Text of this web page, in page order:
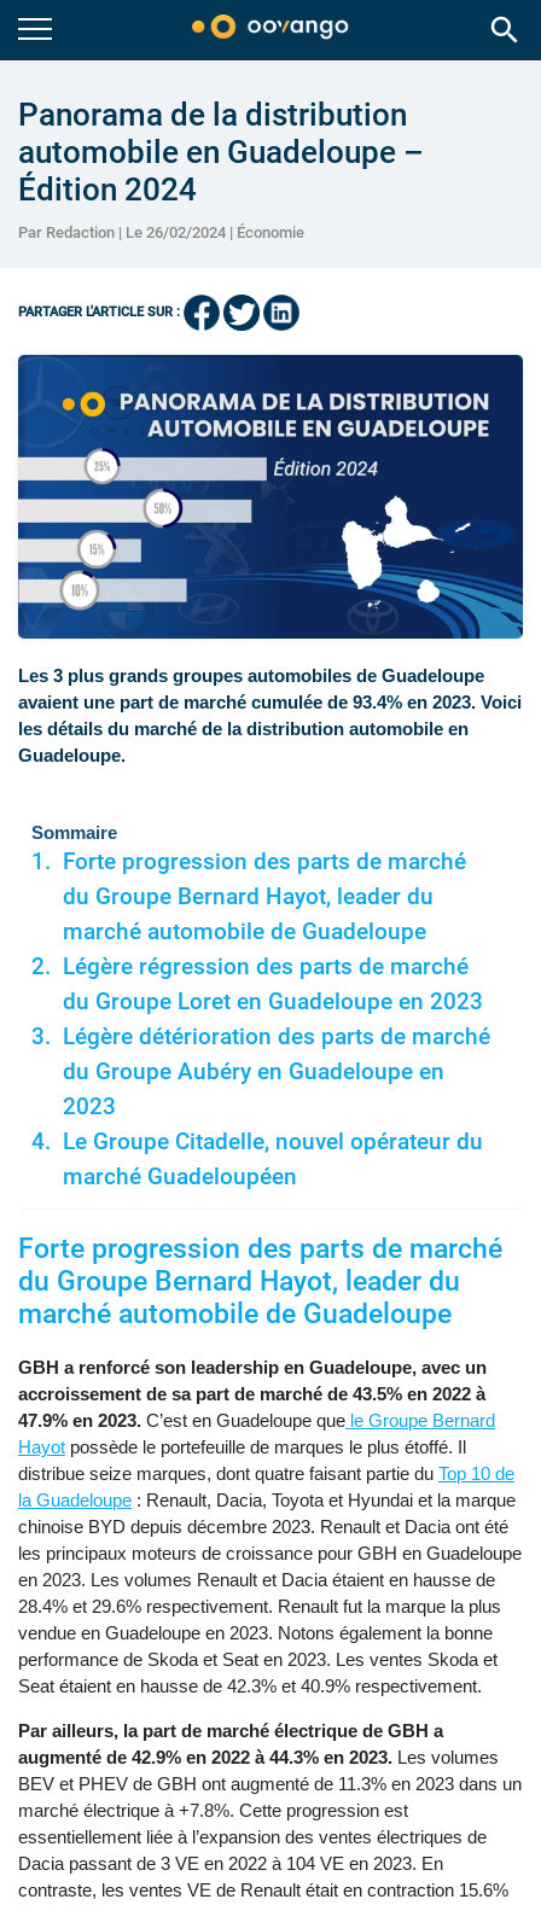
search
Panorama de la distribution
automobile en Guadeloupe –
Édition 2024
Par Redaction | Le 26/02/2024 | Économie
PARTAGER L'ARTICLE SUR :
Les 3 plus grands groupes automobiles de Guadeloupe
avaient une part de marché cumulée de 93.4% en 2023. Voici
les détails du marché de la distribution automobile en
Guadeloupe.
Sommaire
Forte progression des parts de marché
du Groupe Bernard Hayot, leader du
marché automobile de Guadeloupe
Légère régression des parts de marché
du Groupe Loret en Guadeloupe en 2023
Légère détérioration des parts de marché
du Groupe Aubéry en Guadeloupe en
2023
Le Groupe Citadelle, nouvel opérateur du
marché Guadeloupéen
Forte progression des parts de marché
du Groupe Bernard Hayot, leader du
marché automobile de Guadeloupe
GBH a renforcé son leadership en Guadeloupe, avec un
accroissement de sa part de marché de 43.5% en 2022 à
47.9% en 2023. C’est en Guadeloupe que le Groupe Bernard
Hayot possède le portefeuille de marques le plus étoffé. Il
distribue seize marques, dont quatre faisant partie du Top 10 de
la Guadeloupe : Renault, Dacia, Toyota et Hyundai et la marque
chinoise BYD depuis décembre 2023. Renault et Dacia ont été
les principaux moteurs de croissance pour GBH en Guadeloupe
en 2023. Les volumes Renault et Dacia étaient en hausse de
28.4% et 29.6% respectivement. Renault fut la marque la plus
vendue en Guadeloupe en 2023. Notons également la bonne
performance de Skoda et Seat en 2023. Les ventes Skoda et
Seat étaient en hausse de 42.3% et 40.9% respectivement.
Par ailleurs, la part de marché électrique de GBH a
augmenté de 42.9% en 2022 à 44.3% en 2023. Les volumes
BEV et PHEV de GBH ont augmenté de 11.3% en 2023 dans un
marché électrique à +7.8%. Cette progression est
essentiellement liée à l’expansion des ventes électriques de
Dacia passant de 3 VE en 2022 à 104 VE en 2023. En
contraste, les ventes VE de Renault était en contraction 15.6%